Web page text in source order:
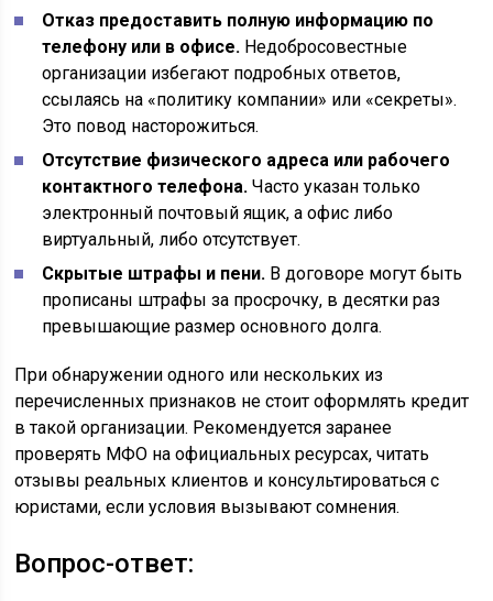
Отказ предоставить полную информацию по
телефону или в офисе. Недобросовестные
организации избегают подробных ответов,
ссылаясь на «политику компании» или «секреты».
Это повод насторожиться.
Отсутствие физического адреса или рабочего
контактного телефона. Часто указан только
электронный почтовый ящик, а офис либо
виртуальный, либо отсутствует.
Скрытые штрафы и пени. В договоре могут быть
прописаны штрафы за просрочку, в десятки раз
превышающие размер основного долга.
При обнаружении одного или нескольких из
перечисленных признаков не стоит оформлять кредит
в такой организации. Рекомендуется заранее
проверять МФО на официальных ресурсах, читать
отзывы реальных клиентов и консультироваться с
юристами, если условия вызывают сомнения.
Вопрос-ответ: